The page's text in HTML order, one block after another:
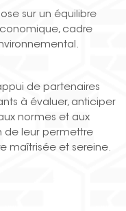
sur un équilibre
cadre
de partenaires
à évaluer, anticiper
normes et aux
de leur permettre
maîtrisée et sereine.